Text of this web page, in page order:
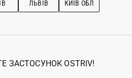
ЛЬВІВ КИЇВ ОБЛ
ЗАСТОСУНОК OSTRIV!